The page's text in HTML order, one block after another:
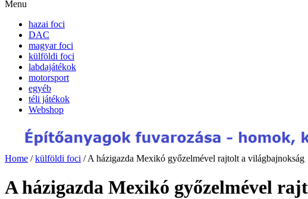
Menu
hazai foci
DAC
magyar foci
külföldi foci
labdajátékok
motorsport
egyéb
téli játékok
Webshop
Home /külföldi foci /A házigazda Mexikó győzelmével rajtolt a világbajnokság
A házigazda Mexikó győzelmével